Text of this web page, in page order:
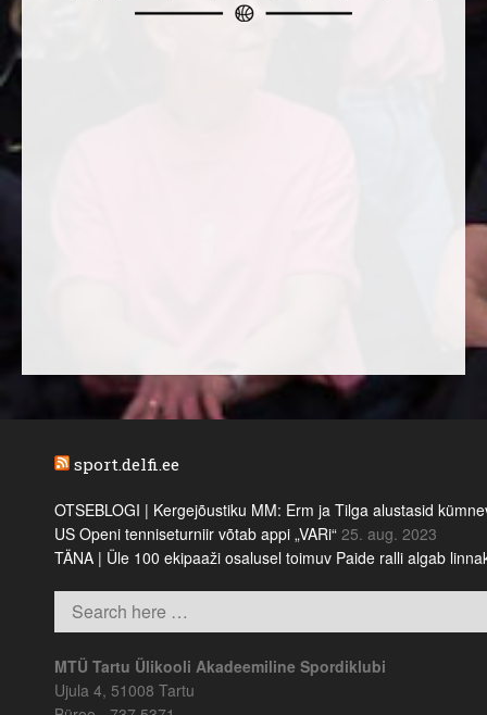
sport.delfi.ee
OTSEBLOGI | Kergejõustiku MM: Erm ja Tilga alustasid
US Openi tenniseturniir võtab appi „VARi“ 25. aug. 2023
TÄNA | Üle 100 ekipaaži osalusel toimuv Paide ralli algab
MTÜ Tartu Ülikooli Akadeemiline Spordiklubi
Ujula 4, 51008 Tartu